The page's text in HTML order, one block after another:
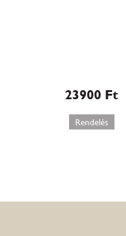
23900 Ft
Rendelés